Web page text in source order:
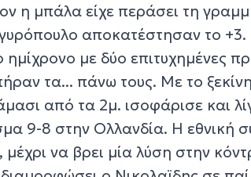
η μπάλα είχε περάσει τη
αποκατέστησαν το +3.
ημίχρονο με δύο επιτυχημένες
τα... πάνω τους. Με το
από τα 2μ. ισοφάρισε και
9-8 στην Ολλανδία. Η εθνική
μέχρι να βρει μία λύση στην